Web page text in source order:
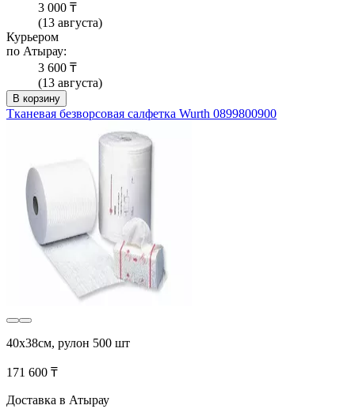
3 000 ₸
(13 августа)
Курьером
по Атырау:
3 600 ₸
(13 августа)
В корзину
Тканевая безворсовая cалфетка Wurth 0899800900
40x38см, рулон 500 шт
171 600 ₸
Доставка в Атырау